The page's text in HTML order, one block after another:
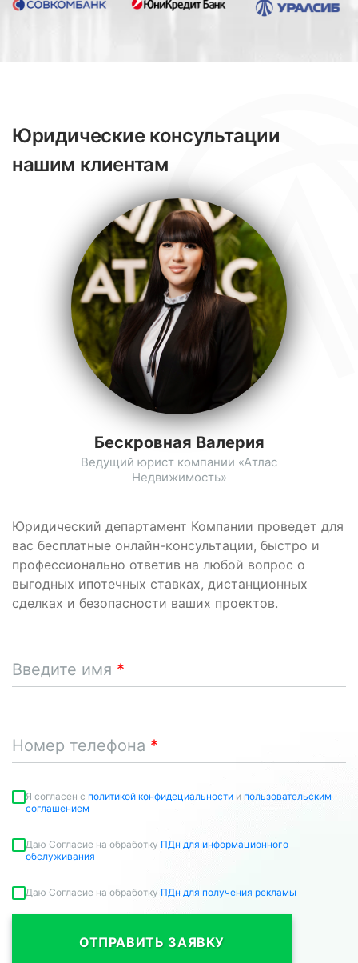
Юридические консультации
нашим клиентам
Юридический департамент Компании проведет для
вас бесплатные онлайн-консультации, быстро и
профессионально ответив на любой вопрос о
выгодных ипотечных ставках, дистанционных
сделках и безопасности ваших проектов.
Введите имя
Номер телефона
Я согласен c политикой конфидециальности и пользовательским
соглашением
Даю Согласие на обработку ПДн для информационного
обслуживания
Даю Согласие на обработку ПДн для получения рекламы
ОТПРАВИТЬ ЗАЯВКУ
Бескровная Валерия
Ведущий юрист компании «Атлас
Недвижимость»